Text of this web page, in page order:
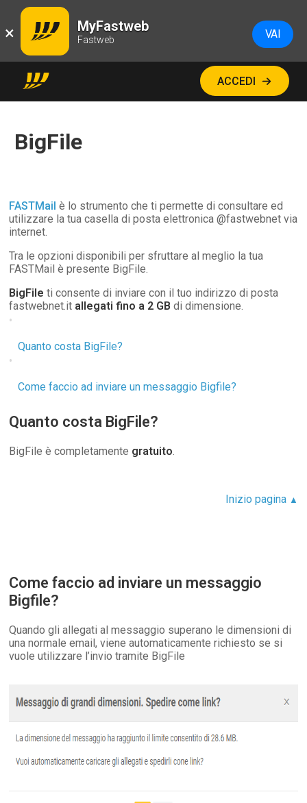
× MyFastweb
Fastweb VAI
ACCEDI
BigFile
FASTMail è lo strumento che ti permette di consultare ed
utilizzare la tua casella di posta elettronica @fastwebnet via
internet.
Tra le opzioni disponibili per sfruttare al meglio la tua
FASTMail è presente BigFile.
BigFile ti consente di inviare con il tuo indirizzo di posta
fastwebnet.it allegati fino a 2 GB di dimensione.
Quanto costa BigFile?
Come faccio ad inviare un messaggio Bigfile?
Quanto costa BigFile?
BigFile è completamente gratuito
Inizio pagina ▲
Come faccio ad inviare un messaggio
Bigfile?
Quando gli allegati al messaggio superano le dimensioni di
una normale email, viene automaticamente richiesto se si
vuole utilizzare l’invio tramite BigFile